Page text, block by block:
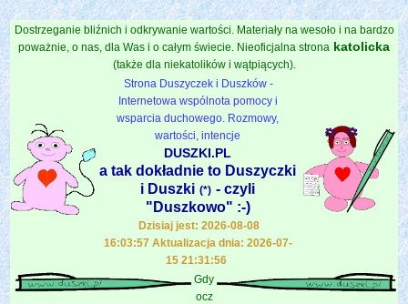
Dostrzeganie bliźnich i odkrywanie wartości. Materiały na wesoło i na bardzo
poważnie, o nas, dla Was i o całym świecie. Nieoficjalna strona katolicka
(także dla niekatolików i wątpiących).
Strona Duszyczek i Duszków -
Internetowa wspólnota pomocy i
wsparcia duchowego. Rozmowy,
wartości, intencje
DUSZKI.PL
a tak dokładnie to Duszyczki
i Duszki (*) - czyli
"Duszkowo" :-)
Dzisiaj jest: 2026-08-08
16:03:57 Aktualizacja dnia: 2026-07-
15 21:31:56
Gdy
ocz